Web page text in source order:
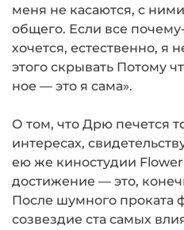
меня не касаются, с
общего. Если все
хочется, естественно, я
этого скрывать Потому
ное — это я сама».
О том, что Дрю печется
интересах,
ею же киносту­дии
дости­жение — это,
После шумного проката
созвездие ста самых